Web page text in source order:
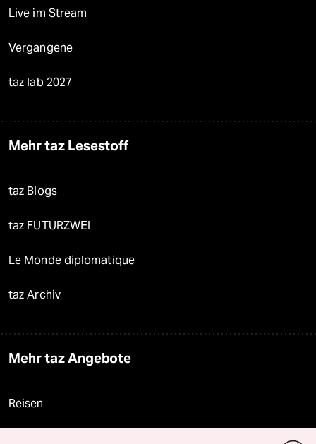
Live im Stream
Vergangene
taz lab 2027
Mehr taz Lesestoff
taz Blogs
taz FUTURZWEI
Le Monde diplomatique
taz Archiv
Mehr taz Angebote
Reisen